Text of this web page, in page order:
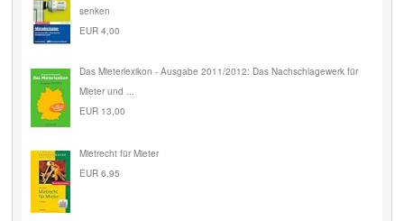
senken
EUR 4,00
Das Mieterlexikon - Ausgabe 2011/2012: Das Nachschlagewerk für
Mieter und ...
EUR 13,00
Mietrecht für Mieter
EUR 6,95